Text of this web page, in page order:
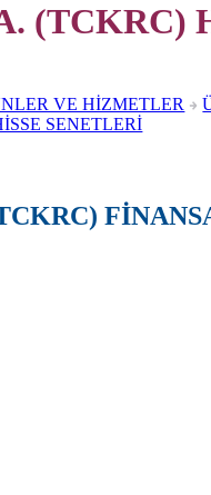
(TCKRC)
VE HİZMETLER
SENETLERİ